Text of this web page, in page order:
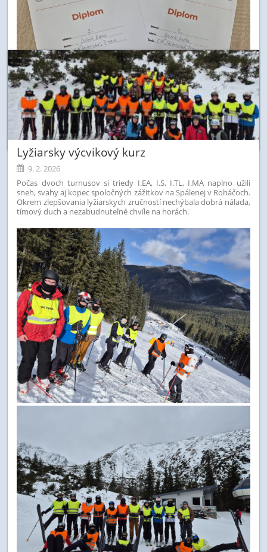
Lyžiarsky výcvikový kurz
9. 2. 2026
Počas dvoch turnusov si triedy I.EA, I.S, I.TL, I.MA naplno užili
sneh, svahy aj kopec spoločných zážitkov na Spálenej v Roháčoch.
Okrem zlepšovania lyžiarskych zručností nechýbala dobrá nálada,
tímový duch a nezabudnuteľné chvíle na horách.